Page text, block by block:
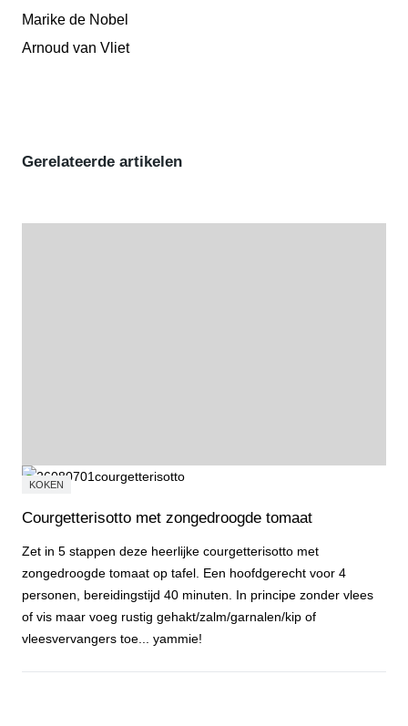
Marike de Nobel
Arnoud van Vliet
Gerelateerde artikelen
KOKEN
Courgetterisotto met zongedroogde tomaat
Zet in 5 stappen deze heerlijke courgetterisotto met
zongedroogde tomaat op tafel. Een hoofdgerecht voor 4
personen, bereidingstijd 40 minuten. In principe zonder vlees
of vis maar voeg rustig gehakt/zalm/garnalen/kip of
vleesvervangers toe... yammie!